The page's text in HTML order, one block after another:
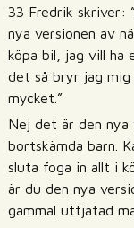
33 Fredrik skriver:
nya versionen av
köpa bil, jag vill ha
det så bryr jag mig
mycket.”
Nej det är den nya
bortskämda barn.
sluta foga in allt i
är du den nya
gammal uttjatad